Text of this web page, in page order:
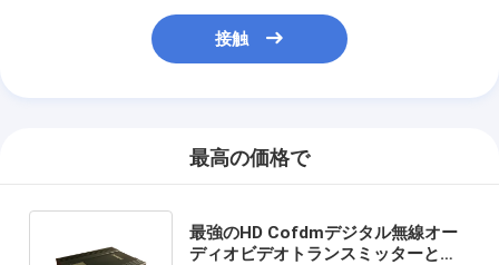
接触
最高の価格で
最強のHD Cofdmデジタル無線オー
ディオビデオトランスミッターと受